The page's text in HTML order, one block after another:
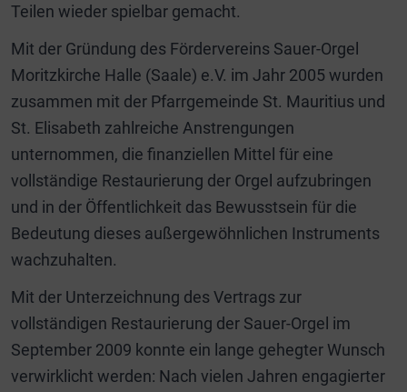
Teilen wieder spielbar gemacht.
Mit der Gründung des Fördervereins Sauer-Orgel
Moritzkirche Halle (Saale) e.V. im Jahr 2005 wurden
zusammen mit der Pfarrgemeinde St. Mauritius und
St. Elisabeth zahlreiche Anstrengungen
unternommen, die finanziellen Mittel für eine
vollständige Restaurierung der Orgel aufzubringen
und in der Öffentlichkeit das Bewusstsein für die
Bedeutung dieses außergewöhnlichen Instruments
wachzuhalten.
Mit der Unterzeichnung des Vertrags zur
vollständigen Restaurierung der Sauer-Orgel im
September 2009 konnte ein lange gehegter Wunsch
verwirklicht werden: Nach vielen Jahren engagierter